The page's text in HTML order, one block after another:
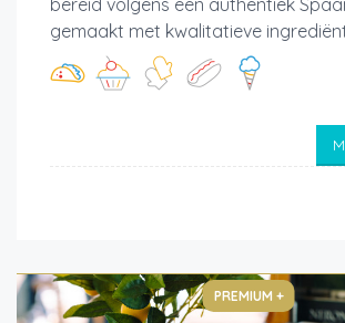
gemaakt met kwalitatieve
PREMIUM +